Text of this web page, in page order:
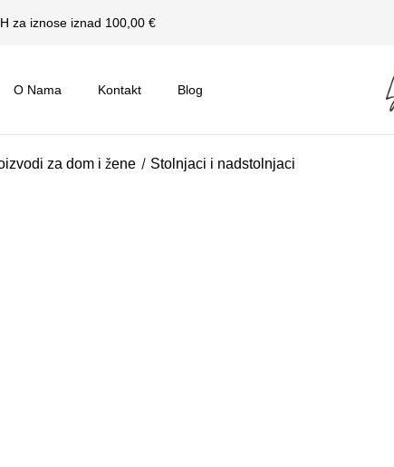
za iznose iznad 100,00 €
O Nama Kontakt Blog
za dom i žene Stolnjaci i nadstolnjaci